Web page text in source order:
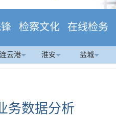
检察文化 在线检务
连云港 淮安 盐城
务数据分析